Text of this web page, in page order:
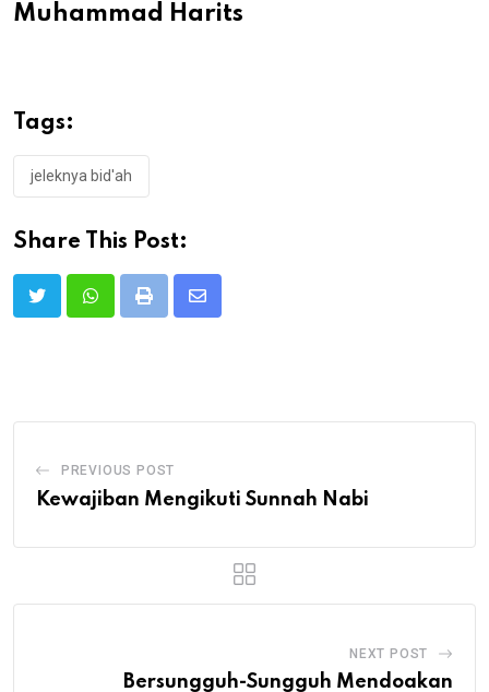
Muhammad Harits
Tags:
jeleknya bid'ah
Share This Post:
Print
Share
PREVIOUS POST
Kewajiban Mengikuti Sunnah Nabi
NEXT POST
Bersungguh-Sungguh Mendoakan